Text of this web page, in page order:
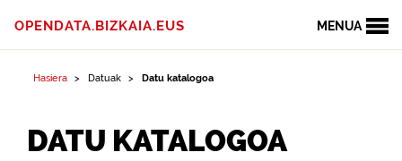
MENUA
OPENDATA.BIZKAIA.EUS
Hasiera Datuak Datu katalogoa
DATU KATALOGOA